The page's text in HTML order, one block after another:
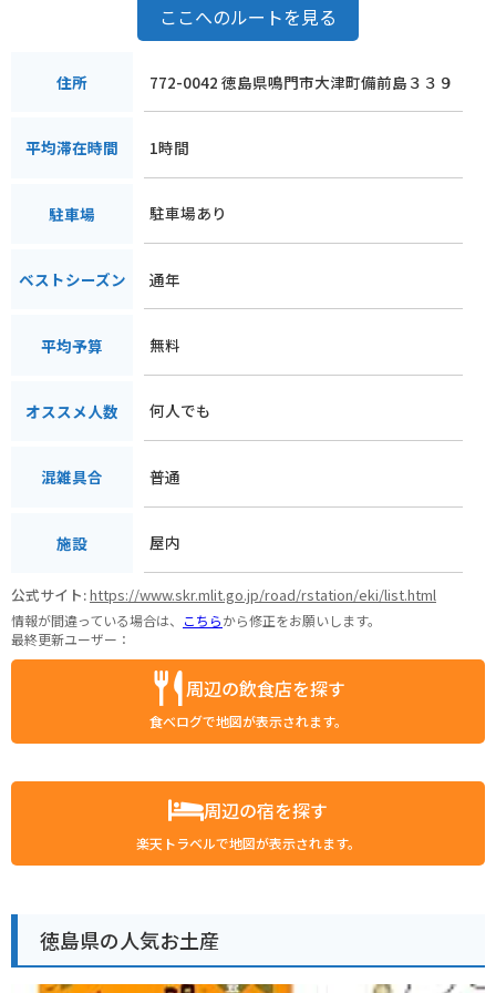
ここへのルートを見る
住所 772-0042 徳島県鳴門市大津町備前島３３９
平均滞在時間 1時間
駐車場 駐車場あり
ベストシーズン 通年
平均予算 無料
オススメ人数 何人でも
混雑具合 普通
施設 屋内
公式サイト:https://www.skr.mlit.go.jp/road/rstation/eki/list.html
情報が間違っている場合は、 こちらから修正をお願いします。
最終更新ユーザー：
周辺の飲食店を探す
食べログで地図が表示されます。
周辺の宿を探す
楽天トラベルで地図が表示されます。
徳島県の人気お土産